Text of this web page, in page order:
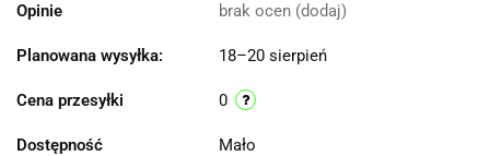
Opinie brak ocen (dodaj)
Planowana wysyłka: 18–20 sierpień
Cena przesyłki 0
Dostępność Mało